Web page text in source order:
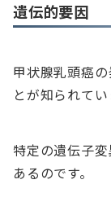
遺伝的要因
甲状腺乳頭癌
とが知られてい
特定の遺伝子
あるのです。